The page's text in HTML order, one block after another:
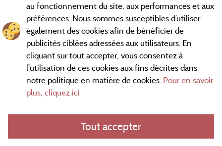
Conditions générales d'utilisation
Contact
au fonctionnement du site, aux performances et aux
préférences. Nous sommes susceptibles d’utiliser
également des cookies afin de bénéficier de
publicités ciblées adressées aux utilisateurs. En
cliquant sur tout accepter, vous consentez à
l'utilisation de ces cookies aux fins décrites dans
notre politique en matière de cookies. Pour en savoir
plus, cliquez ici
Tout accepter